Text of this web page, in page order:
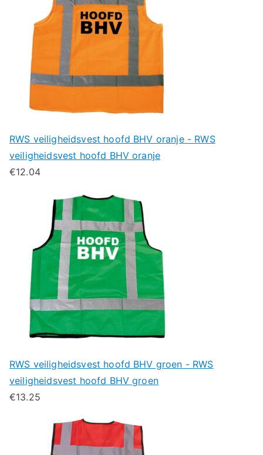
RWS veiligheidsvest hoofd BHV oranje - RWS
veiligheidsvest hoofd BHV oranje
€12.04
RWS veiligheidsvest hoofd BHV groen - RWS
veiligheidsvest hoofd BHV groen
€13.25